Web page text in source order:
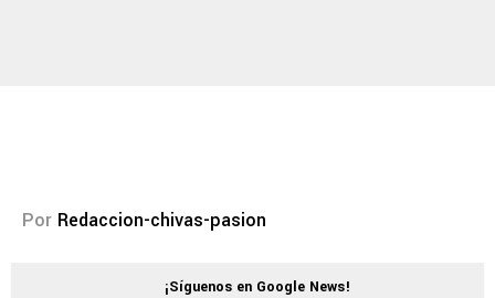
Por Redaccion-chivas-pasion
¡Síguenos en Google News!